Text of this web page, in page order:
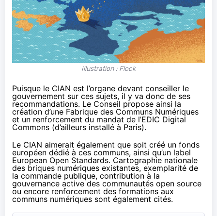
Illustration : Flock
Puisque le CIAN est l’organe devant conseiller le
gouvernement sur ces sujets, il y va donc de ses
recommandations. Le Conseil propose ainsi la
création d’une Fabrique des Communs Numériques
et un renforcement du mandat de l’EDIC Digital
Commons (d’ailleurs installé à Paris).
Le CIAN aimerait également que soit créé un fonds
européen dédié à ces communs, ainsi qu’un label
European Open Standards. Cartographie nationale
des briques numériques existantes, exemplarité de
la commande publique, contribution à la
gouvernance active des communautés open source
ou encore renforcement des formations aux
communs numériques sont également cités.